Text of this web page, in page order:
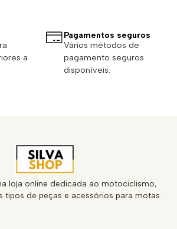
a
Pagamentos seguros
Vários métodos de
pagamento seguros
disponíveis.
loja online dedicada ao motociclismo,
de peças e acessórios para motas.